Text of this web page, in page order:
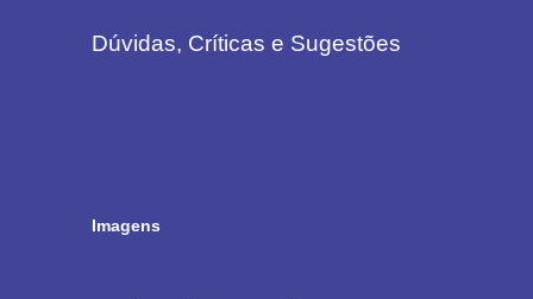
Dúvidas, Críticas e Sugestões
Imagens